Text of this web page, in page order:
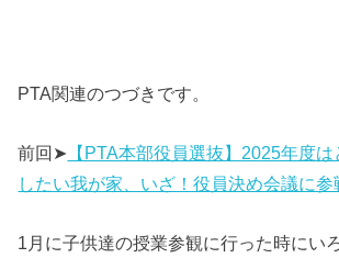
PTA関連のつづきです。
前回➤ 【PTA本部役員選抜】2025年度
したい我が家、いざ！役員決め会議に参
1月に子供達の授業参観に行った時にい